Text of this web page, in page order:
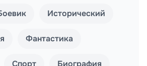
Исторический
Фантастика
Спорт Биография